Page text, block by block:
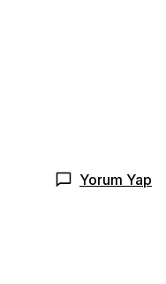
Yorum Yap